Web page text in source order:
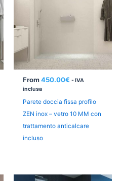
From 450.00€ - IVA
inclusa
Parete doccia fissa profilo
ZEN inox – vetro 10 MM con
trattamento anticalcare
incluso